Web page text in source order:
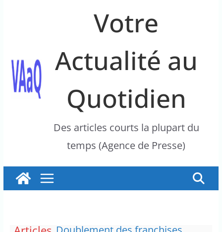
Votre
Actualité au
Quotidien
Des articles courts la plupart du
temps (Agence de Presse)